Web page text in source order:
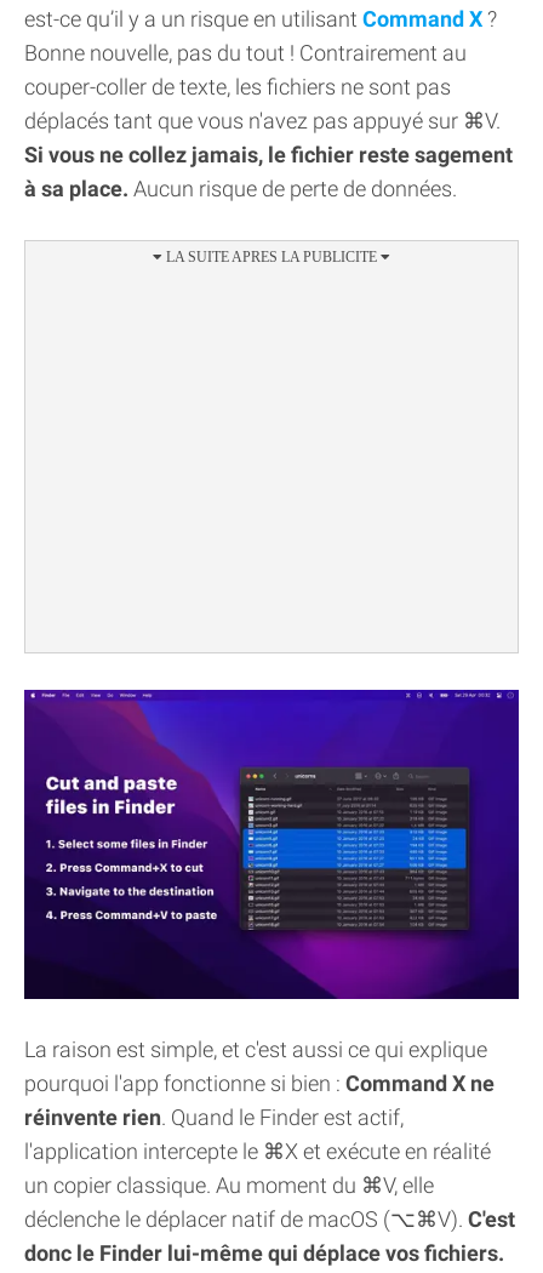
est-ce qu’il y a un risque en utilisant Command X?
Bonne nouvelle, pas du tout ! Contrairement au
couper-coller de texte, les fichiers ne sont pas
déplacés tant que vous n'avez pas appuyé sur ⌘V.
Si vous ne collez jamais, le fichier reste sagement
à sa place. Aucun risque de perte de données.
La raison est simple, et c'est aussi ce qui explique
pourquoi l'app fonctionne si bien : Command X ne
réinvente rien. Quand le Finder est actif,
l'application intercepte le ⌘X et exécute en réalité
un copier classique. Au moment du ⌘V, elle
déclenche le déplacer natif de macOS (⌥⌘V). C'est
donc le Finder lui-même qui déplace vos fichiers.